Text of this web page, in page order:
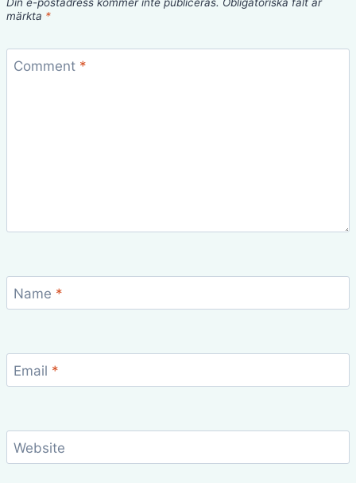
märkta *
Comment *
Name *
Email *
Website